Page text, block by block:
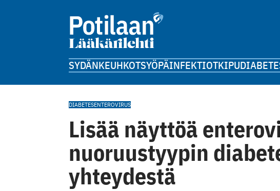
SYDÄNKEUHKOTSYÖPÄINFEKTIOTKIPU
DIABETESENTEROVIRUS
Lisää näyttöä
nuoruustyypin
yhteydestä